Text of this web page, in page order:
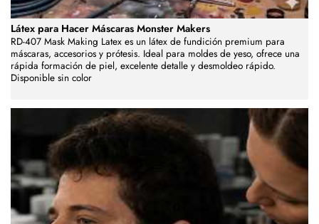
Látex para Hacer Máscaras Monster Makers
RD-407 Mask Making Latex es un látex de fundición premium para
máscaras, accesorios y prótesis. Ideal para moldes de yeso, ofrece una
rápida formación de piel, excelente detalle y desmoldeo rápido.
Disponible sin color